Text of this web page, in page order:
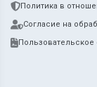
Политика в
Согласие на
Пользовательское